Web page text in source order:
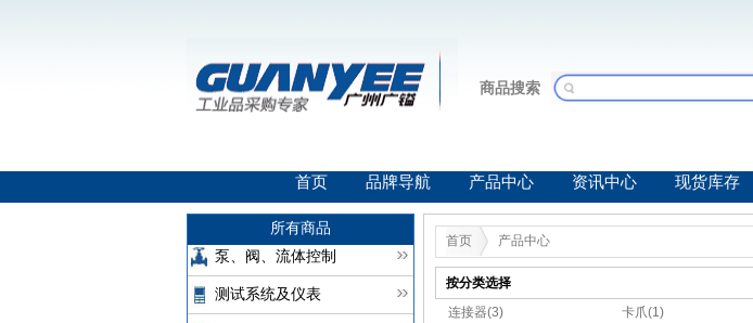
商品搜索
首页 品牌导航 产品中心 资讯中心 现货库存
所有商品
泵、阀、流体控制
测试系统及仪表
首页 产品中心
按分类选择
连接器(3)
卡爪(1)